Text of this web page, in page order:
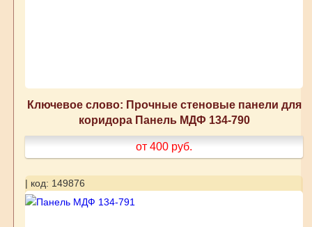
Ключевое слово: Прочные стеновые панели для
коридора Панель МДФ 134-790
от 400 руб.
| код: 149876